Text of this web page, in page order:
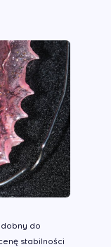
do
stabilności